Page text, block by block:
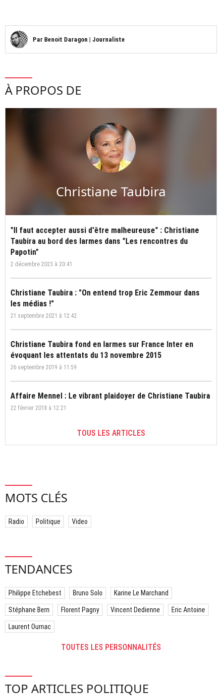
Par Benoit Daragon | Journaliste
À PROPOS DE
Christiane Taubira
"Il faut accepter aussi d'être malheureuse" : Christiane
Taubira au bord des larmes dans "Les rencontres du
Papotin"
2 décembre 2023 à 20:41
Christiane Taubira : "On entend trop Eric Zemmour dans
les médias !"
21 septembre 2021 à 12:42
Christiane Taubira fond en larmes sur France Inter en
évoquant les attentats du 13 novembre 2015
26 septembre 2019 à 11:59
Affaire Mennel : Le vibrant plaidoyer de Christiane Taubira
22 février 2018 à 12:21
TOUS LES ARTICLES
MOTS CLÉS
Radio Politique Video
TENDANCES
Philippe Etchebest Bruno Solo Karine Le Marchand
Stéphane Bern Florent Pagny Vincent Dedienne Eric Antoine
Laurent Ournac
TOUTES LES PERSONNALITÉS
TOP ARTICLES POLITIQUE